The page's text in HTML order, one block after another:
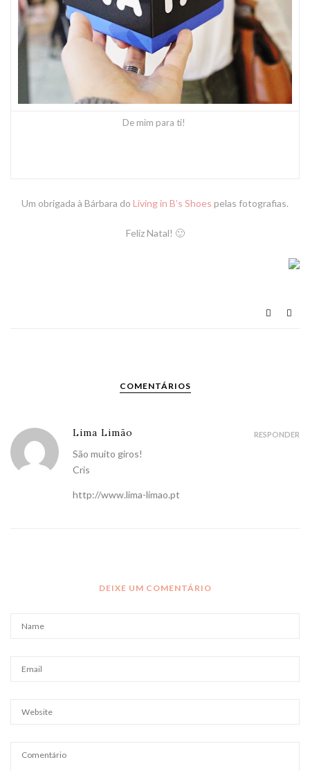
De mim para ti!
Um obrigada à Bárbara do Living in B’s Shoes pelas fotografias.
Feliz Natal! 🙂
COMENTÁRIOS
Lima Limão
São muito giros!
Cris
http://www.lima-limao.pt
RESPONDER
DEIXE UM COMENTÁRIO